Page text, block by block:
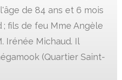
de 84 ans et 6 mois
; fils de feu Mme Angèle
Irénée Michaud. Il
(Quartier Saint-